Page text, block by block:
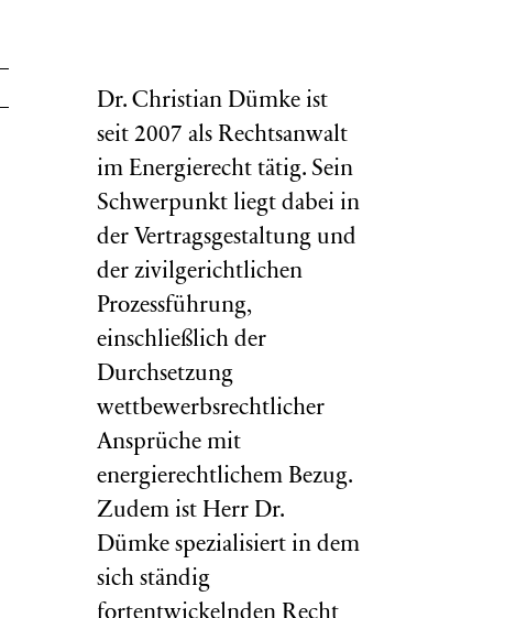
Dr. Christian Dümke ist
seit 2007 als Rechtsanwalt
im Energierecht tätig. Sein
Schwerpunkt liegt dabei in
der Vertragsgestaltung und
der zivilgerichtlichen
Prozessführung,
einschließlich der
Durchsetzung
wettbewerbsrechtlicher
Ansprüche mit
energierechtlichem Bezug.
Zudem ist Herr Dr.
Dümke spezialisiert in dem
sich ständig